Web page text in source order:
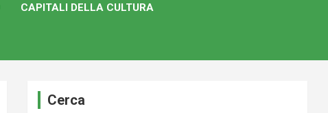
CAPITALI DELLA CULTURA
Cerca